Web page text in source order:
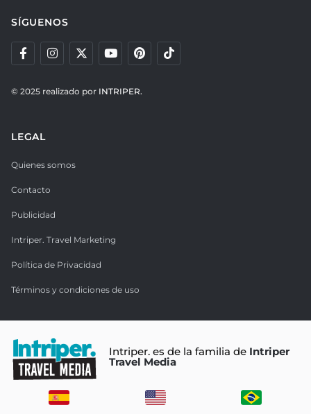
SÍGUENOS
© 2025 realizado por INTRIPER.
LEGAL
Quienes somos
Contacto
Publicidad
Intriper. Travel Marketing
Política de Privacidad
Términos y condiciones de uso
Intriper. es de la familia de Intriper
Travel Media